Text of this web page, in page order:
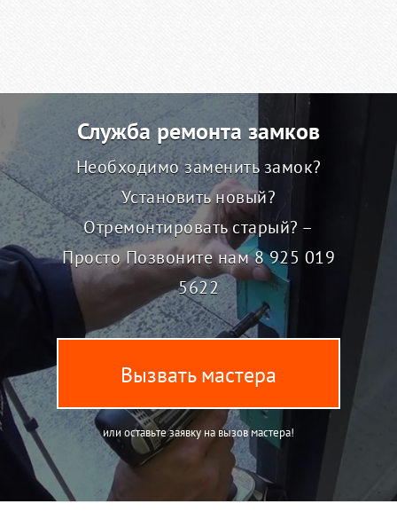
Служба ремонта замков
Необходимо заменить замок?
Установить новый?
Отремонтировать старый? –
Просто Позвоните нам8 925 019
5622
Вызвать мастера
или оставьте заявку на вызов мастера!